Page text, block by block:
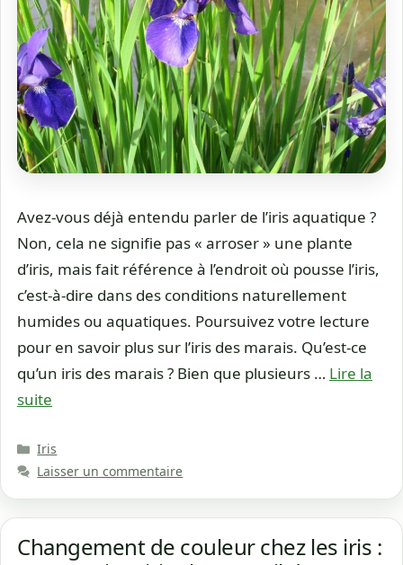
Avez-vous déjà entendu parler de l’iris aquatique ?
Non, cela ne signifie pas « arroser » une plante
d’iris, mais fait référence à l’endroit où pousse l’iris,
c’est-à-dire dans des conditions naturellement
humides ou aquatiques. Poursuivez votre lecture
pour en savoir plus sur l’iris des marais. Qu’est-ce
qu’un iris des marais ? Bien que plusieurs … Lire la
suite
Catégories
Iris
Laisser un commentaire
Changement de couleur chez les iris :